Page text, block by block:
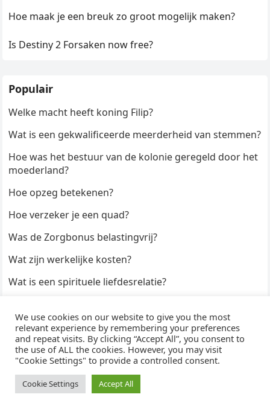
Hoe maak je een breuk zo groot mogelijk maken?
Is Destiny 2 Forsaken now free?
Populair
Welke macht heeft koning Filip?
Wat is een gekwalificeerde meerderheid van stemmen?
Hoe was het bestuur van de kolonie geregeld door het
moederland?
Hoe opzeg betekenen?
Hoe verzeker je een quad?
Was de Zorgbonus belastingvrij?
Wat zijn werkelijke kosten?
Wat is een spirituele liefdesrelatie?
Hoe duur zijn Keukendeurtjes?
© 2026WijzeAntwoorden- Thema doorWPEnjoy· Aangedreven door
WordPress
We use cookies on our website to give you the most
relevant experience by remembering your preferences
and repeat visits. By clicking “Accept All”, you consent to
the use of ALL the cookies. However, you may visit
"Cookie Settings" to provide a controlled consent.
Cookie Settings Accept All